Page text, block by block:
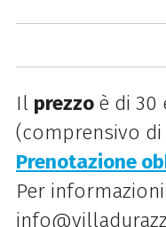
Il prezzo è di 30
(comprensivo
Prenotazione
Per